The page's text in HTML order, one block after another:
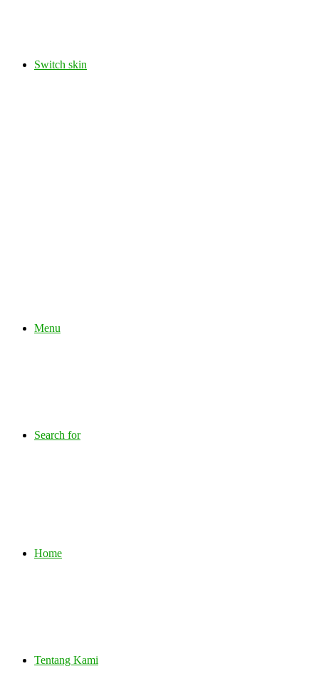
Switch skin
Menu
Search for
Home
Tentang Kami